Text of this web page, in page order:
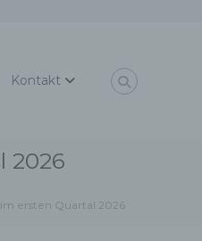
Kontakt
2026
ersten Quartal 2026